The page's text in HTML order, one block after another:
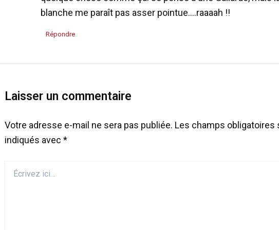
blanche me paraît pas asser pointue….raaaah !!
Répondre
Laisser un commentaire
Votre adresse e-mail ne sera pas publiée. Les champs obligatoires
indiqués avec *
ici…